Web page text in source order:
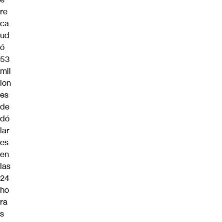
re
ca
ud
ó
53
mil
lon
es
de
dó
lar
es
en
las
24
ho
ra
s